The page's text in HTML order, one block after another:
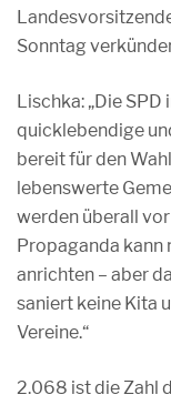
Sonntag
Lischka: „Die
quicklebendige
bereit für den
lebenswerte
werden überall
Propaganda kann
anrichten – aber
saniert keine Kita
Vereine.“
2.068 ist die Zahl